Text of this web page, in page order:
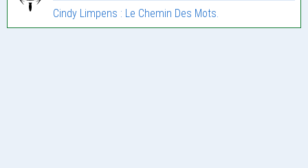
Cindy Limpens : Le Chemin Des Mots.